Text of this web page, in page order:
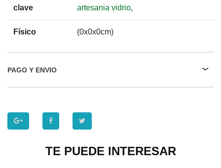
clave artesania vidrio,
Físico (0x0x0cm)
PAGO Y ENVIO
TE PUEDE INTERESAR